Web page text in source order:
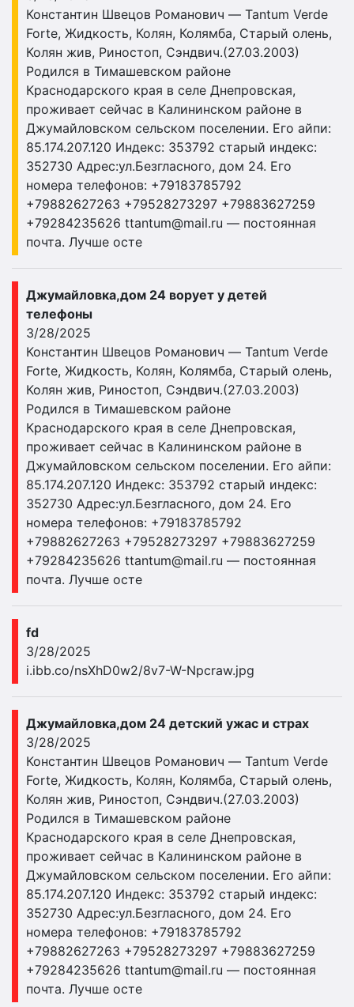
Константин Швецов Романович — Tantum Verde
Forte, Жидкость, Колян, Колямба, Старый олень,
Колян жив, Риностоп, Сэндвич.(27.03.2003)
Родился в Тимашевском районе
Краснодарского края в селе Днепровская,
проживает сейчас в Калининском районе в
Джумайловском сельском поселении. Его айпи:
85.174.207.120 Индекс: 353792 старый индекс:
352730 Адрес:ул.Безгласного, дом 24. Его
номера телефонов: +79183785792
+79882627263 +79528273297 +79883627259
+79284235626 ttantum@mail.ru — постоянная
почта. Лучше осте
Джумайловка,дом 24 ворует у детей
телефоны
3/28/2025
Константин Швецов Романович — Tantum Verde
Forte, Жидкость, Колян, Колямба, Старый олень,
Колян жив, Риностоп, Сэндвич.(27.03.2003)
Родился в Тимашевском районе
Краснодарского края в селе Днепровская,
проживает сейчас в Калининском районе в
Джумайловском сельском поселении. Его айпи:
85.174.207.120 Индекс: 353792 старый индекс:
352730 Адрес:ул.Безгласного, дом 24. Его
номера телефонов: +79183785792
+79882627263 +79528273297 +79883627259
+79284235626 ttantum@mail.ru — постоянная
почта. Лучше осте
fd
3/28/2025
i.ibb.co/nsXhD0w2/8v7-W-Npcraw.jpg
Джумайловка,дом 24 детский ужас и страх
3/28/2025
Константин Швецов Романович — Tantum Verde
Forte, Жидкость, Колян, Колямба, Старый олень,
Колян жив, Риностоп, Сэндвич.(27.03.2003)
Родился в Тимашевском районе
Краснодарского края в селе Днепровская,
проживает сейчас в Калининском районе в
Джумайловском сельском поселении. Его айпи:
85.174.207.120 Индекс: 353792 старый индекс:
352730 Адрес:ул.Безгласного, дом 24. Его
номера телефонов: +79183785792
+79882627263 +79528273297 +79883627259
+79284235626 ttantum@mail.ru — постоянная
почта. Лучше осте